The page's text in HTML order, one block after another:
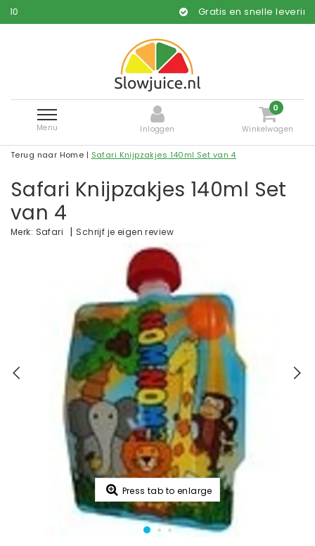
Gratis en snelle levering*
Menu Inloggen
0
Winkelwagen
Terug naar Home | Safari Knijpzakjes 140ml Set van 4
Safari Knijpzakjes 140ml Set
van 4
Merk: Safari | Schrijf je eigen review
Press tab to enlarge